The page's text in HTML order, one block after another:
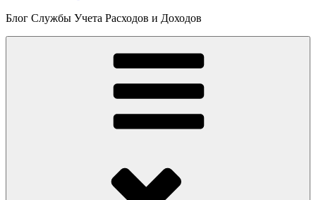
Блог Службы Учета Расходов и Доходов